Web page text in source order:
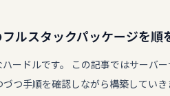
スタックパッケージを順
ードルです。 この記事ではサー
つ手順を確認しながら構築してい